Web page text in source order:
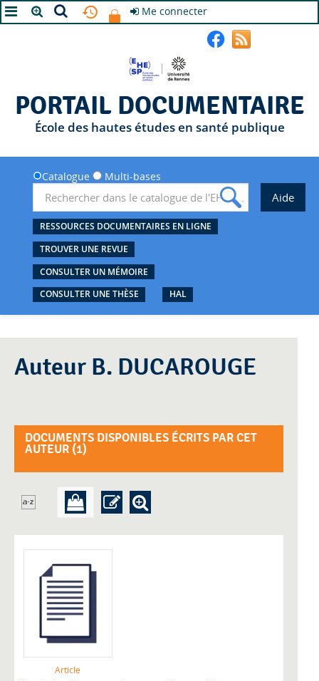
Me connecter
PORTAIL DOCUMENTAIRE
École des hautes études en santé publique
Catalogue Multi-bases
RESSOURCES DOCUMENTAIRES EN LIGNE
TROUVER UNE REVUE
CONSULTER UN MÉMOIRE
CONSULTER UNE THÈSE
HAL
Auteur B. DUCAROUGE
DOCUMENTS DISPONIBLES ÉCRITS PAR CET
AUTEUR (1)
Article